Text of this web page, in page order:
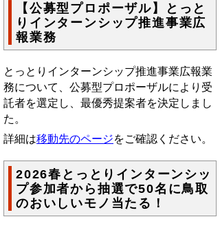
【公募型プロポーザル】とっと
りインターンシップ推進事業広
報業務
とっとりインターンシップ推進事業広報業
務について、公募型プロポーザルにより受
託者を選定し、最優秀提案者を決定しまし
た。
詳細は移動先のページをご確認ください。
2026春とっとりインターンシッ
プ参加者から抽選で50名に鳥取
のおいしいモノ当たる！